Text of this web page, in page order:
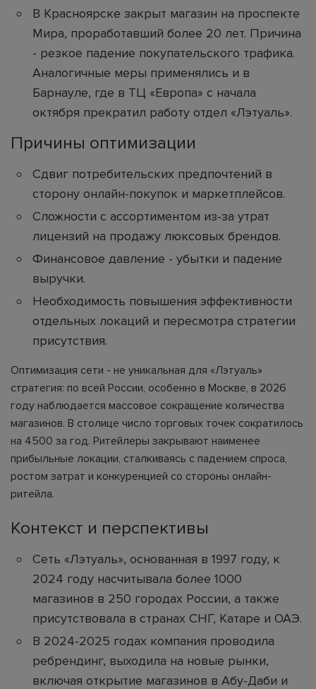
В Красноярске закрыт магазин на проспекте
Мира, проработавший более 20 лет. Причина
- резкое падение покупательского трафика.
Аналогичные меры применялись и в
Барнауле, где в ТЦ «Европа» с начала
октября прекратил работу отдел «Лэтуаль».
Причины оптимизации
Сдвиг потребительских предпочтений в
сторону онлайн-покупок и маркетплейсов.
Сложности с ассортиментом из‑за утрат
лицензий на продажу люксовых брендов.
Финансовое давление - убытки и падение
выручки.
Необходимость повышения эффективности
отдельных локаций и пересмотра стратегии
присутствия.
Оптимизация сети - не уникальная для «Лэтуаль»
стратегия: по всей России, особенно в Москве, в 2026
году наблюдается массовое сокращение количества
магазинов. В столице число торговых точек сократилось
на 4500 за год. Ритейлеры закрывают наименее
прибыльные локации, сталкиваясь с падением спроса,
ростом затрат и конкуренцией со стороны онлайн-
ритейла.
Контекст и перспективы
Сеть «Лэтуаль», основанная в 1997 году, к
2024 году насчитывала более 1000
магазинов в 250 городах России, а также
присутствовала в странах СНГ, Катаре и ОАЭ.
В 2024-2025 годах компания проводила
ребрендинг, выходила на новые рынки,
включая открытие магазинов в Абу-Даби и